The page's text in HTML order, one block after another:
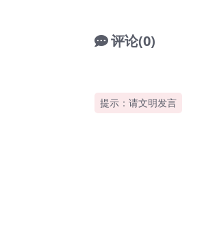
评论(0)
提示：请文明发言